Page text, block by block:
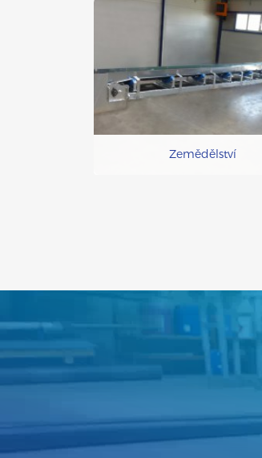
Zemědělství